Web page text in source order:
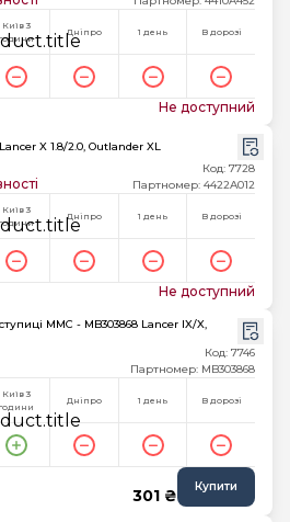
Київ 3
Дніпро 1 день В дорозі
Не доступний
X 1.8/2.0, Outlander XL
Код: 7728
Партномер: 4422A012
Київ 3
Дніпро 1 день В дорозі
Не доступний
MMC - MB303868 Lancer IX/X,
Код: 7746
Партномер: MB303868
Київ 3
години
Дніпро 1 день В дорозі
301 ₴ Купити